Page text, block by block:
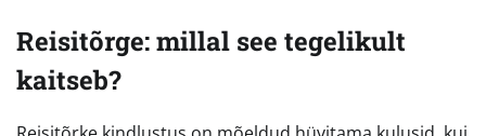
Reisitõrge: millal see tegelikult
kaitseb?